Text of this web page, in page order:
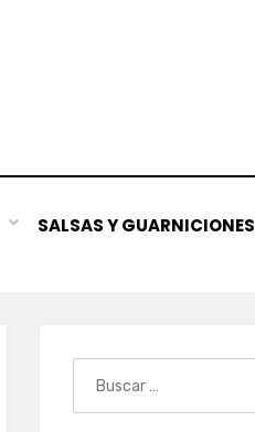
SALSAS Y GUARNICIONES